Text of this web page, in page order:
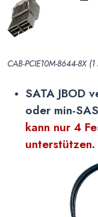
CAB-PCIE10M-8644-8X
SATA JBOD
oder min-
kann nur 4
unterstützen.